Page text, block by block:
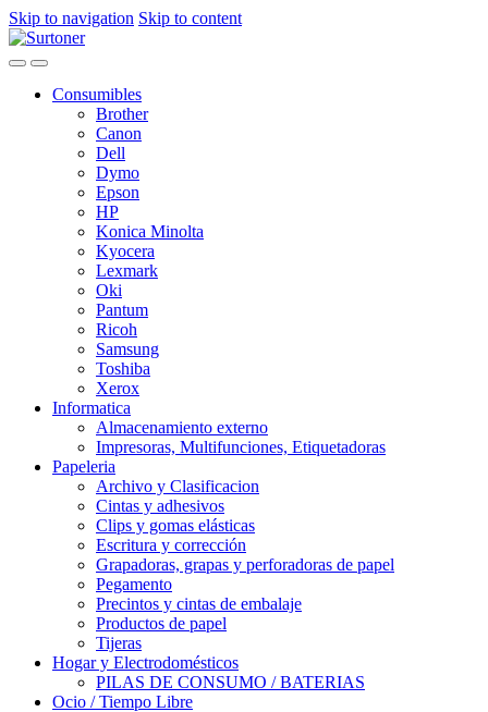
Skip to navigation Skip to content
Consumibles
Brother
Canon
Dell
Dymo
Epson
HP
Konica Minolta
Kyocera
Lexmark
Oki
Pantum
Ricoh
Samsung
Toshiba
Xerox
Informatica
Almacenamiento externo
Impresoras, Multifunciones, Etiquetadoras
Papeleria
Archivo y Clasificacion
Cintas y adhesivos
Clips y gomas elásticas
Escritura y corrección
Grapadoras, grapas y perforadoras de papel
Pegamento
Precintos y cintas de embalaje
Productos de papel
Tijeras
Hogar y Electrodomésticos
PILAS DE CONSUMO / BATERIAS
Ocio / Tiempo Libre